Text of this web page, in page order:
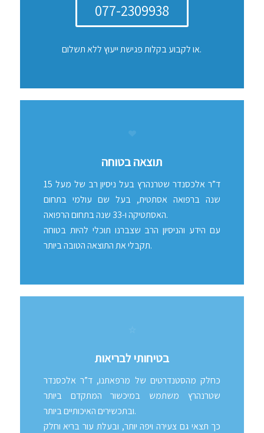
077-2309938
או לקבוע בקלות פגישת ייעוץ ללא תשלום.
תוצאה בטוחה
ד”ר אלכסנדר שטרנהרץ בעל ניסיון רב של מעל 15
שנה ברפואה אסתטית, בעל שם עולמי בתחום
האסתטיקה ו-33 שנה בתחום הרפואה.
עם הידע והניסיון הרב שצברנו תוכלי להיות בטוחה
תקבלי את התוצאה הטובה ביותר.
בטיחותי לבריאות
כחלק מהסטנדרטים של מרפאתנו, ד”ר אלכסנדר
שטרנהרץ משתמש במיכשור המתקדם ביותר
ובתכשירים האיכותיים ביותר.
כך תצאי גם צעירה ויפה יותר, ובעלת עור בריא וחלק